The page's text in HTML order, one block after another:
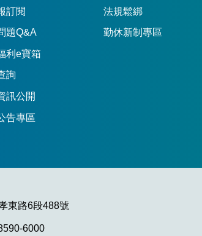
訂閱
題Q&A
利e寶箱
詢
訊公開
告專區
法規鬆綁
勤休新制專區
東路6段488號
6000